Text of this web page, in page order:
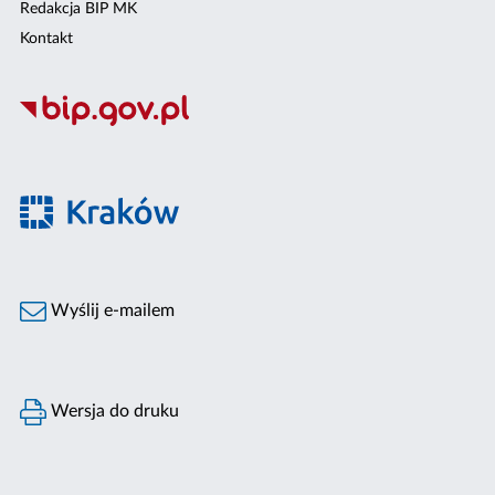
Redakcja BIP MK
Kontakt
Wyślij e-mailem
Wersja do druku